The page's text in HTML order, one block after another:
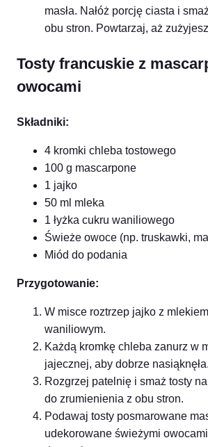
masła. Nałóż porcję ciasta i
obu stron. Powtarzaj, aż
Tosty francuskie z
owocami
Składniki:
4 kromki chleba tostowego
100 g mascarpone
1 jajko
50 ml mleka
1 łyżka cukru waniliowego
Świeże owoce (np. truskawki,
Miód do podania
Przygotowanie:
W misce roztrzep jajko z
waniliowym.
Każdą kromkę chleba zanurz w
jajecznej, aby dobrze nasiąknęła.
Rozgrzej patelnię i smaż tosty
do zrumienienia z obu stron.
Podawaj tosty posmarowane
udekorowane świeżymi